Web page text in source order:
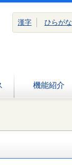
機能紹介
漢字 ひらがな